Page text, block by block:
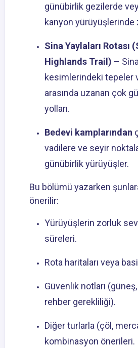
günübirlik gezilerde
kanyon yürüyüşlerinde
Sina Yaylaları Rotası
Highlands Trail) –
kesimlerindeki tepeler
arasında uzanan çok
yolları.
Bedevi kamplarından
vadilere ve seyir
günübirlik yürüyüşler.
Bu bölümü yazarken
önerilir:
Yürüyüşlerin zorluk
süreleri.
Rota haritaları veya
Güvenlik notları
rehber gerekliliği).
Diğer turlarla (çöl,
kombinasyon önerileri.